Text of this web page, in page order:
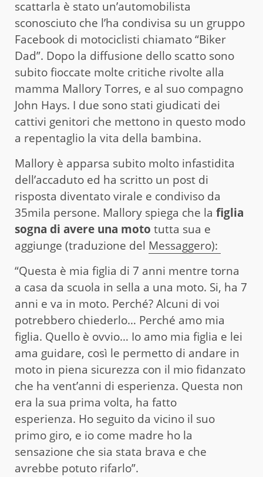
scattarla è stato un’automobilista
sconosciuto che l’ha condivisa su un gruppo
Facebook di motociclisti chiamato “Biker
Dad”. Dopo la diffusione dello scatto sono
subito fioccate molte critiche rivolte alla
mamma Mallory Torres, e al suo compagno
John Hays. I due sono stati giudicati dei
cattivi genitori che mettono in questo modo
a repentaglio la vita della bambina.
Mallory è apparsa subito molto infastidita
dell’accaduto ed ha scritto un post di
risposta diventato virale e condiviso da
35mila persone. Mallory spiega che la figlia
sogna di avere una moto tutta sua e
aggiunge (traduzione del Messaggero):
“Questa è mia figlia di 7 anni mentre torna
a casa da scuola in sella a una moto. Si, ha 7
anni e va in moto. Perché? Alcuni di voi
potrebbero chiederlo… Perché amo mia
figlia. Quello è ovvio… Io amo mia figlia e lei
ama guidare, così le permetto di andare in
moto in piena sicurezza con il mio fidanzato
che ha vent’anni di esperienza. Questa non
era la sua prima volta, ha fatto
esperienza. Ho seguito da vicino il suo
primo giro, e io come madre ho la
sensazione che sia stata brava e che
avrebbe potuto rifarlo”.